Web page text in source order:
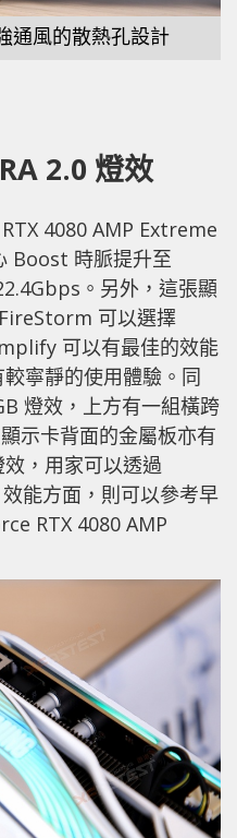
通風的散熱孔設計
2.0 燈效
4080 AMP Extreme
Boost 時脈提升至
。另外，這張顯
可以選擇
可以有最佳的效能
寧靜的使用體驗。同
燈效，上方有一組橫跨
示卡背面的金屬板亦有
，用家可以透過
能方面，則可以參考早
RTX 4080 AMP